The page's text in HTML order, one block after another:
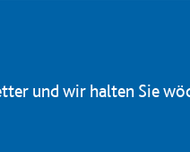
und wir halten Sie